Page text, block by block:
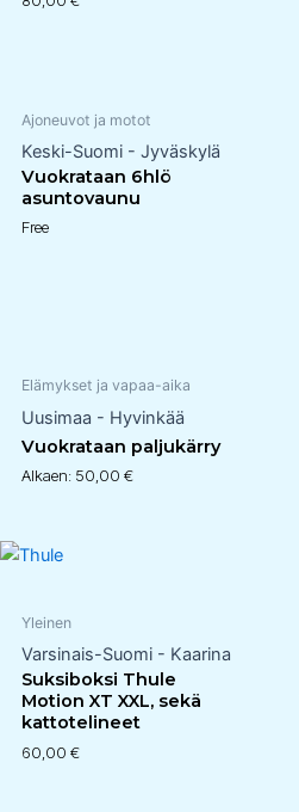
Ajoneuvot ja motot
Keski-Suomi - Jyväskylä
Vuokrataan 6hlö
asuntovaunu
Free
Elämykset ja vapaa-aika
Uusimaa - Hyvinkää
Vuokrataan paljukärry
Alkaen: 50,00 €
Yleinen
Varsinais-Suomi - Kaarina
Suksiboksi Thule
Motion XT XXL, sekä
kattotelineet
60,00 €